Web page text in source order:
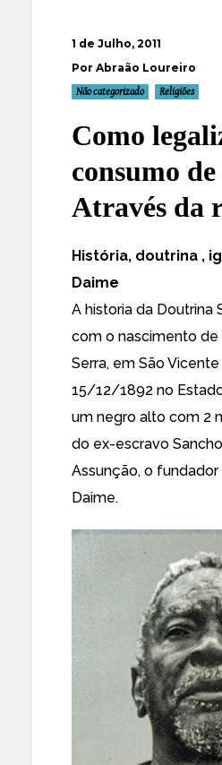
1 de Julho, 2011
Por Abraão Loureiro
Não categorizado Religiões
Como
consumo
Através da
História, doutrina ,
Daime
A historia da Doutrina
com o nascimento de
Serra, em São
15/12/1892 no
um negro alto com 2
do ex-escravo
Assunção, o
Daime.